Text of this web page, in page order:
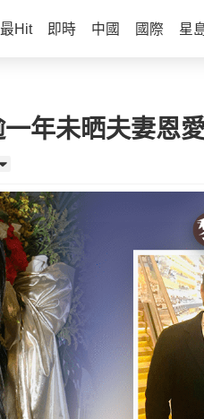
最Hit 即時 中國 國際 星
年未晒夫妻恩